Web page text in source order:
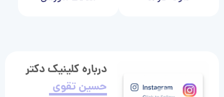
درباره کلینیک دکتر
حسین تقوی